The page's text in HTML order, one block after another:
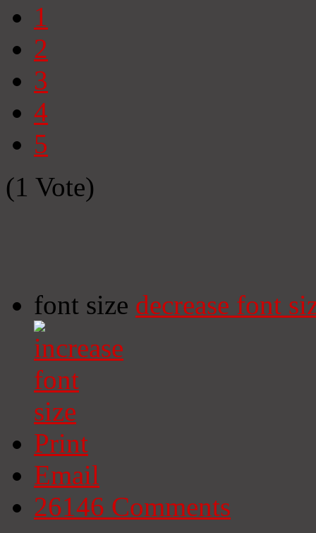
1
2
3
4
5
(1 Vote)
font size decrease font
Print
Email
26146 Comments